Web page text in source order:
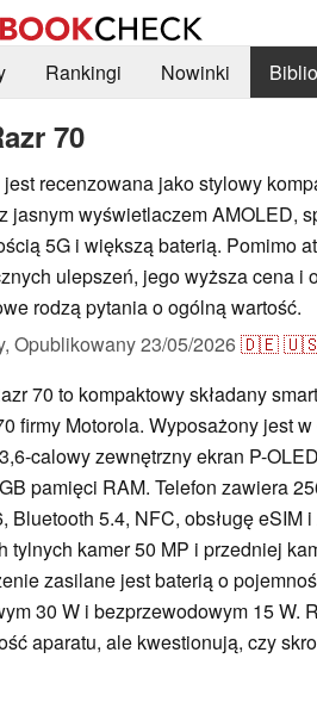
Rankingi Nowinki
70
recenzowana jako stylowy
jasnym wyświetlaczem AMOLED,
5G i większą baterią. Pomimo
ulepszeń, jego wyższa cena i
rodzą pytania o ogólną wartość.
Opublikowany23/05/2026🇩🇪
70 to kompaktowy składany
firmy Motorola. Wyposażony jest
calowy zewnętrzny ekran P-
pamięci RAM. Telefon zawiera
Bluetooth 5.4, NFC, obsługę eSIM
tylnych kamer 50 MP i przedniej
zasilane jest baterią o
30 W i bezprzewodowym 15 W.
aparatu, ale kwestionują, czy